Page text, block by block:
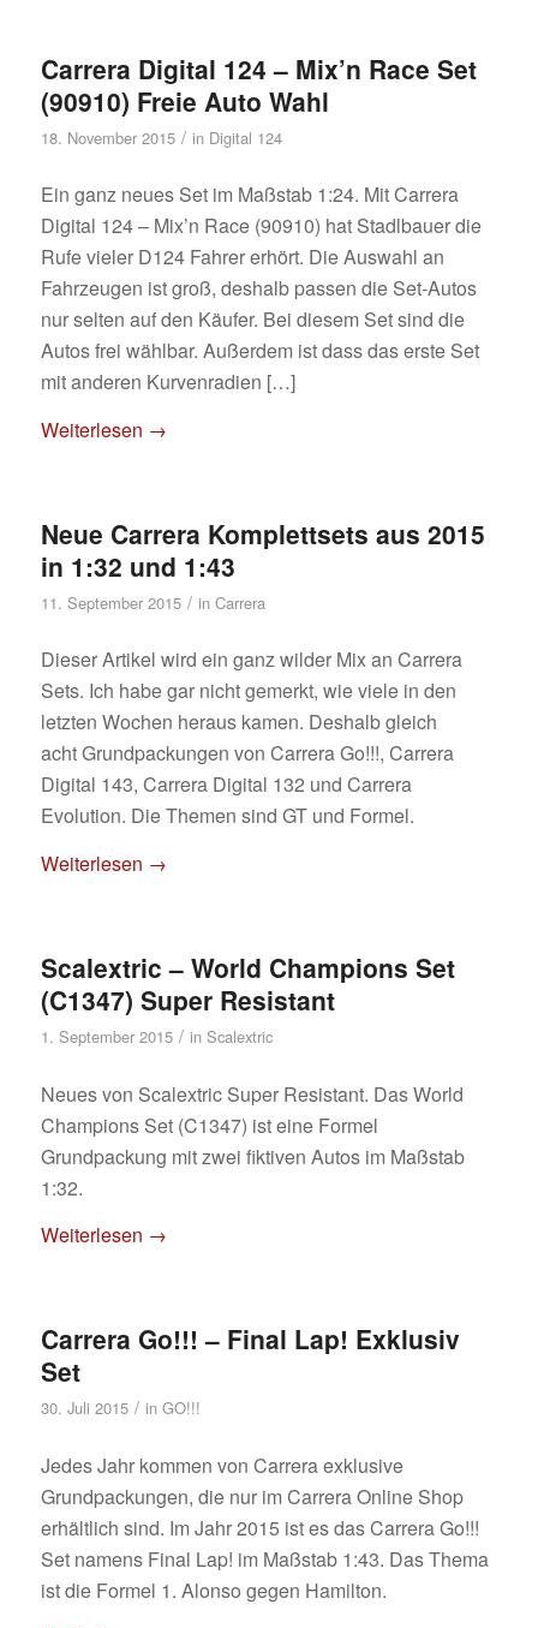
Carrera Digital 124 – Mix’n Race Set
(90910) Freie Auto Wahl
18. November 2015 / in Digital 124
Ein ganz neues Set im Maßstab 1:24. Mit Carrera
Digital 124 – Mix’n Race (90910) hat Stadlbauer die
Rufe vieler D124 Fahrer erhört. Die Auswahl an
Fahrzeugen ist groß, deshalb passen die Set-Autos
nur selten auf den Käufer. Bei diesem Set sind die
Autos frei wählbar. Außerdem ist dass das erste Set
mit anderen Kurvenradien […]
Weiterlesen →
Neue Carrera Komplettsets aus 2015
in 1:32 und 1:43
11. September 2015 / in Carrera
Dieser Artikel wird ein ganz wilder Mix an Carrera
Sets. Ich habe gar nicht gemerkt, wie viele in den
letzten Wochen heraus kamen. Deshalb gleich
acht Grundpackungen von Carrera Go!!!, Carrera
Digital 143, Carrera Digital 132 und Carrera
Evolution. Die Themen sind GT und Formel.
Weiterlesen →
Scalextric – World Champions Set
(C1347) Super Resistant
1. September 2015 / in Scalextric
Neues von Scalextric Super Resistant. Das World
Champions Set (C1347) ist eine Formel
Grundpackung mit zwei fiktiven Autos im Maßstab
1:32.
Weiterlesen →
Carrera Go!!! – Final Lap! Exklusiv
Set
30. Juli 2015 / in GO!!!
Jedes Jahr kommen von Carrera exklusive
Grundpackungen, die nur im Carrera Online Shop
erhältlich sind. Im Jahr 2015 ist es das Carrera Go!!!
Set namens Final Lap! im Maßstab 1:43. Das Thema
ist die Formel 1. Alonso gegen Hamilton.